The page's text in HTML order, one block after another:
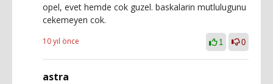
opel, evet hemde cok guzel. baskalarin mutlulugunu
cekemeyen cok.
10 yıl önce 1 0
astra